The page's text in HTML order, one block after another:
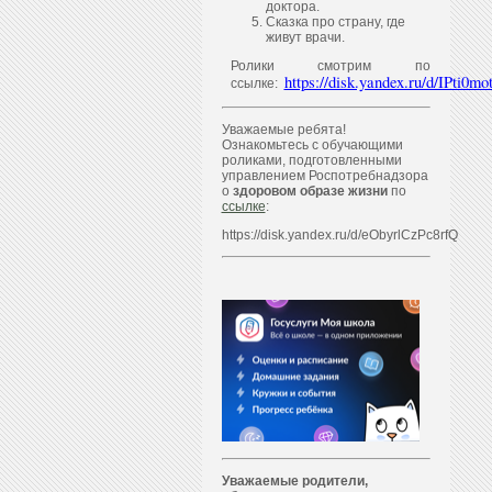
доктора.
Сказка про страну, где
живут врачи.
Ролики смотрим по
ссылке: https://disk.yandex.ru/d/
Уважаемые ребята!
Ознакомьтесь с обучающими
роликами, подготовленными
управлением Роспотребнадзора
о здоровом образе жизнипо
ссылке:
https://disk.yandex.ru/d/eObyrlCzPc8rfQ
Уважаемые родители,